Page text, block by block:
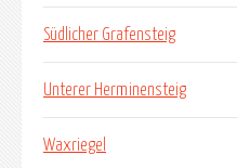
Südlicher Grafensteig
Unterer Herminensteig
Waxriegel